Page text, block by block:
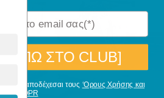
ΜΠΩ ΣΤΟ CLUB]
ότι αποδέχεσαι τους ‘Ορους Χρήσης και
GDPR